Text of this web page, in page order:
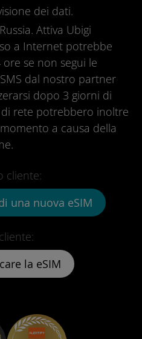
dei dati.
Attiva Ubigi
a Internet potrebbe
se non segui le
dal nostro partner
dopo 3 giorni di
rete potrebbero inoltre
a causa della
la eSIM
cliente:
una nuova eSIM